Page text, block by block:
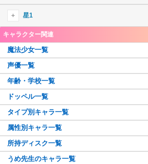
十咎ももこ
佐倉杏子
眞尾ひみか
天乃鈴音
羽川翼
神原駿河
里見灯花
高町なのは
エリザ
水着杏子
南津涼子
水波レナ
静海このは
美樹さやか
梢麻友
水着いろは
八九寺真宵
水着天音姉妹
土岐すなお
晴着さやか
アイドルレナちゃん
星4木
巴マミ
ホーリーマミ
ホーリーアリナ
アリナ・グレイ
相野みと
千石撫子
柊ねむ
広江ちはる
日向茉莉
星4光
アルティメットまどか
鹿目まどか
晴着まどか
粟根こころ
タルト
和泉十七夜
水着ほむら
千秋理子
星4闇
暁美ほむら
呉キリカ
五十鈴れん
かずみ
天音月夜
リズ
星4無
八雲みたま
晴着みたま
リヴィア・メディロス
篠目ヨヅル
佐和月出里
綾野梨花
ウワサの鶴乃
江利あいみ
伊吹れいら
牧カオル
観鳥令
三穂野せいら
智珠らんか
枇々木めぐる
ラピヌ
星3水
詩音千里
竜城明日香
常盤ななか
純美雨
御崎海香
メリッサ
吉良てまり
由貴真里愛
由良蛍
星3木
秋野かえで
千歳ゆま
安名メル
八神はやて
恵萌花
青葉ちか
星3光
美国織莉子
加賀見まさら
遊佐葉月
まどか先輩
天音月咲
奏遥香
星3闇
阿見莉愛
毬子あやか
成見亜里紗
戦場ヶ原ひたぎ
フェリシアちゃん
由比鶴乃
胡桃まなか
三栗あやめ
七海やちよ
志伸あきら
空穂夏希
桑水せいか
二葉さな
夏目かこ
春名このみ
星1
環いろは
黒(匿名希望)
キャラクター関連
魔法少女一覧
声優一覧
年齢・学校一覧
ドッペル一覧
タイプ別キャラ一覧
属性別キャラ一覧
所持ディスク一覧
うめ先生のキャラ一覧